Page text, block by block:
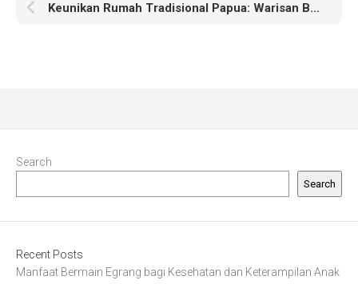
Keunikan Rumah Tradisional Papua: Warisan Budaya yang Tak Terlupakan
Search
Search
Recent Posts
Manfaat Bermain Egrang bagi Kesehatan dan Keterampilan Anak